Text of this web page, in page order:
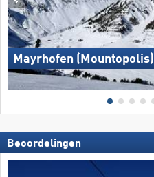
Mayrhofen (Mountopolis)
Beoordelingen